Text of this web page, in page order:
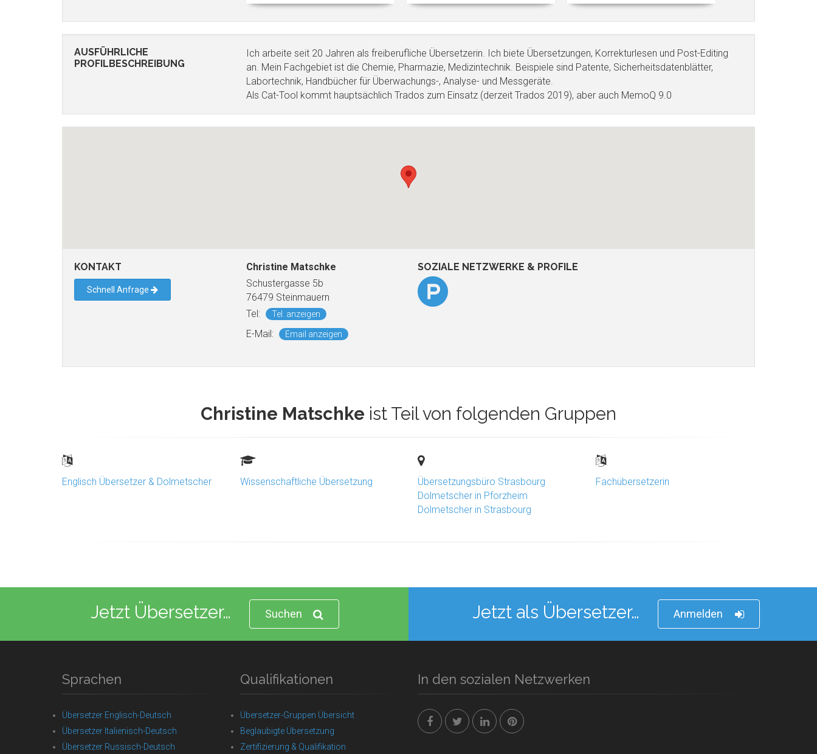
AUSFÜHRLICHE
PROFILBESCHREIBUNG
Ich arbeite seit 20 Jahren als freiberufliche Übersetzerin. Ich biete Übersetzungen, Korrekturlesen und Post-Editing
an. Mein Fachgebiet ist die Chemie, Pharmazie, Medizintechnik. Beispiele sind Patente, Sicherheitsdatenblätter,
Labortechnik, Handbücher für Überwachungs-, Analyse- und Messgeräte.
Als Cat-Tool kommt hauptsächlich Trados zum Einsatz (derzeit Trados 2019), aber auch MemoQ 9.0
KONTAKT
Schnell Anfrage
Christine Matschke
Schustergasse 5b
76479 Steinmauern
Tel:
Tel. anzeigen
E-Mail: Email anzeigen
SOZIALE NETZWERKE & PROFILE
Christine Matschke ist Teil von folgenden Gruppen
Englisch Übersetzer & Dolmetscher Wissenschaftliche Übersetzung
Übersetzungsbüro Strasbourg
Dolmetscher in Pforzheim
Dolmetscher in Strasbourg
Fachübersetzerin
Jetzt Übersetzer… Suchen Jetzt als Übersetzer… Anmelden
Sprachen
Übersetzer Englisch-Deutsch
Übersetzer Italienisch-Deutsch
Übersetzer Russisch-Deutsch
Qualifikationen
Übersetzer-Gruppen Übersicht
Beglaubigte Übersetzung
Zertifizierung & Qualifikation
In den sozialen Netzwerken